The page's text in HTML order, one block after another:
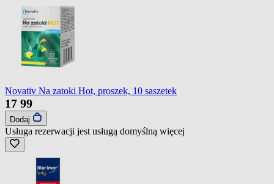
Novativ Na zatoki Hot, proszek, 10 saszetek
17 99
Dodaj
Usługa rezerwacji jest usługą domyślną więcej